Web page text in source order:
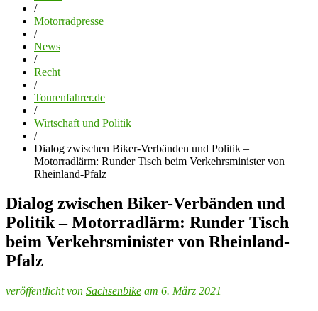
/
Motorradpresse
/
News
/
Recht
/
Tourenfahrer.de
/
Wirtschaft und Politik
/
Dialog zwischen Biker-Verbänden und Politik –
Motorradlärm: Runder Tisch beim Verkehrsminister von
Rheinland-Pfalz
Dialog zwischen Biker-Verbänden und
Politik – Motorradlärm: Runder Tisch
beim Verkehrsminister von Rheinland-
Pfalz
veröffentlicht von Sachsenbike am 6. März 2021